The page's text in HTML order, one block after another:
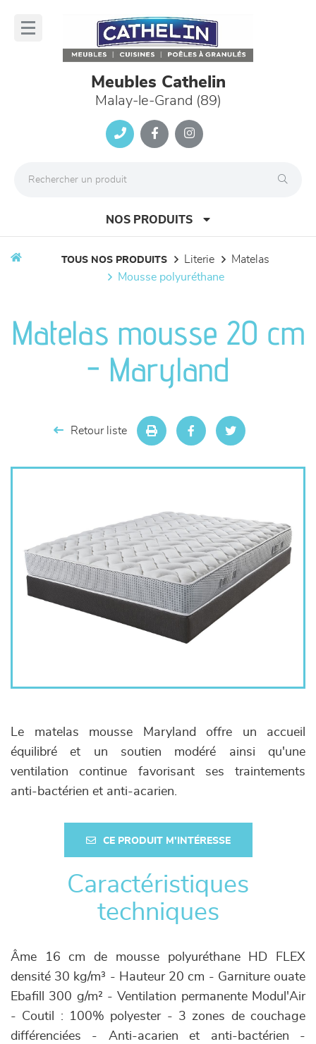
Meubles Cathelin
Malay-le-Grand (89)
NOS PRODUITS
séjours
meubles de complément
TOUS NOS PRODUITS literie
matelas
mousse polyuréthane
Matelas mousse 20 cm
- Maryland
Retour liste
Le matelas mousse Maryland offre un accueil
équilibré et un soutien modéré ainsi qu'une
ventilation continue favorisant ses traintements
anti-bactérien et anti-acarien.
CE PRODUIT M'INTÉRESSE
Caractéristiques
techniques
Âme 16 cm de mousse polyuréthane HD FLEX
densité 30 kg/m³ - Hauteur 20 cm - Garniture ouate
Ebafill 300 g/m² - Ventilation permanente Modul'Air
- Coutil : 100% polyester - 3 zones de couchage
différenciées - Anti-acarien et anti-bactérien -